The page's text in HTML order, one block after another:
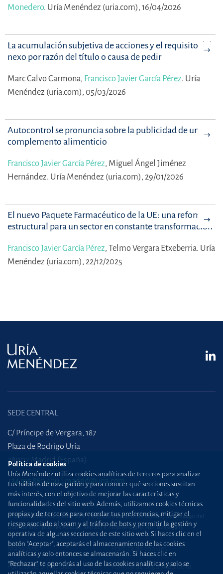
Monedero. Uría Menéndez (uria.com), 16/04/2026
La acumulación subjetiva de acciones y el requisito del
nexo por razón del título o causa de pedir
Marc Calvo Carmona, Francisco Javier García Pérez. Uría
Menéndez (uria.com), 05/03/2026
Autocontrol se pronuncia sobre la publicidad de un
complemento alimenticio
Francisco Javier García Pérez, Miguel Ángel Jiménez
Hernández. Uría Menéndez (uria.com), 29/01/2026
El nuevo Paquete Farmacéutico de la UE: una reforma
estructural para un sector en constante transformación
Francisco Javier García Pérez, Telmo Vergara Etxeberria. Uría
Menéndez (uria.com), 22/12/2025
SEDE CENTRAL
C/ Príncipe de Vergara, 187
Plaza de Rodrigo Uría
28002 Madrid (España)
+34 915 860 400 madrid@uria.com
Uría Menéndez Abogados, S.L.P. | Registro Mercantil de Madrid, Tomo 24490 del
Libro de Inscripciones Folio 42, Sección 8, Hoja M-43976. NIF: B28563963
Mapa web Política de cookies
Política de privacidad Política de Seguridad de la
Política de cookies
Uría Menéndez utiliza cookies analíticas de terceros para analizar
tus hábitos de navegación y para conocer qué secciones suscitan
más interés, con el objetivo de mejorar las características y
funcionalidades del sitio web. Además, utilizamos cookies técnicas
propias y de terceros para recordar tus preferencias, mitigar el
riesgo asociado al spam y al tráfico de bots y permitir la gestión y
operativa de algunas secciones de este sitio web. Si haces clic en el
botón "Aceptar", aceptarás el almacenamiento de las cookies
analíticas y solo entonces se almacenarán. Si haces clic en
“Rechazar” te opondrás al uso de las cookies analíticas y solo se